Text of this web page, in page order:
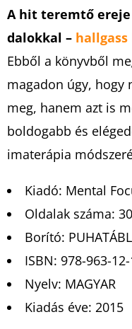
A hit teremtő ereje
dalokkal – hallgass
Ebből a könyvből
magadon úgy, hogy
meg, hanem azt is
boldogabb és
imaterápia
Kiadó: Mental
Oldalak száma:
Borító:
ISBN: 978-963-
Nyelv: MAGYAR
Kiadás éve: 2015